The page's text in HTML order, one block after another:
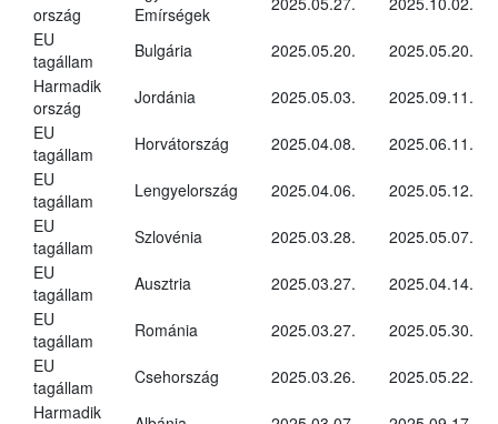
ország
Emírségek
EU
tagállam
Bulgária 2025.05.20.
2025.05.20.
Harmadik
ország
Jordánia 2025.05.03.
2025.09.11.
EU
tagállam
Horvátország 2025.04.08.
2025.06.11.
EU
tagállam
Lengyelország 2025.04.06.
2025.05.12.
EU
tagállam
Szlovénia 2025.03.28.
2025.05.07.
EU
tagállam
Ausztria 2025.03.27.
2025.04.14.
EU
tagállam
Románia 2025.03.27.
2025.05.30.
EU
tagállam
Csehország 2025.03.26.
2025.05.22.
Harmadik